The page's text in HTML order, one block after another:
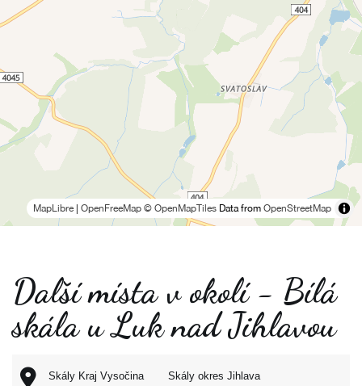
MapLibre OpenFreeMap © OpenMapTiles Data from OpenStreetMap
Další místa v okolí - Bílá
skála u Luk nad Jihlavou
Skály Kraj Vysočina
Skály okres Jihlava